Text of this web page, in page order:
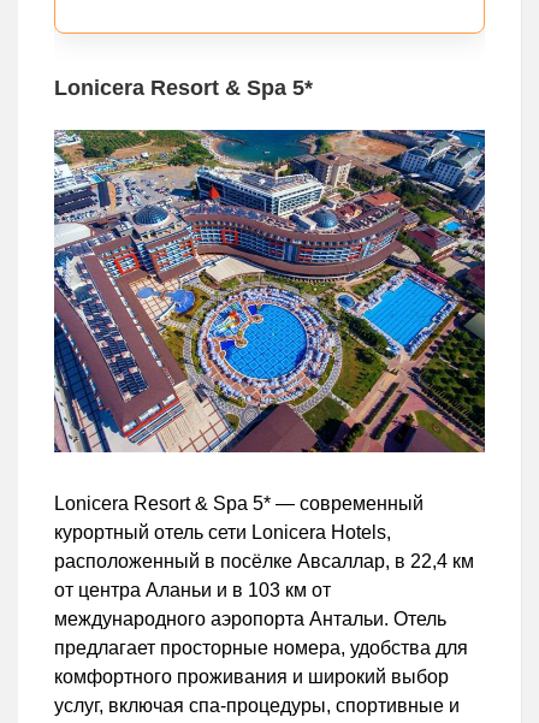
Lonicera Resort & Spa 5*
Lonicera Resort & Spa 5* — современный
курортный отель сети Lonicera Hotels,
расположенный в посёлке Авсаллар, в 22,4 км
от центра Аланьи и в 103 км от
международного аэропорта Антальи. Отель
предлагает просторные номера, удобства для
комфортного проживания и широкий выбор
услуг, включая спа-процедуры, спортивные и